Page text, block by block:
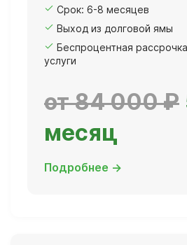
Срок: 6-8 месяцев
Выход из долговой ямы
Беспроцентная
услуги
от 84 000 ₽
месяц
Подробнее →